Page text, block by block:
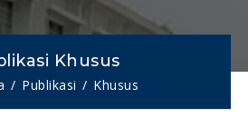
Khusus
Publikasi Khusus